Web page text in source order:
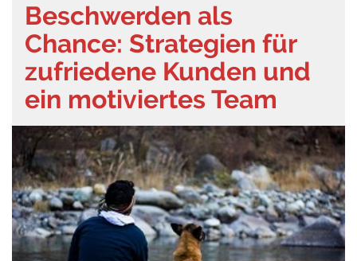
Beschwerden als
Chance: Strategien für
zufriedene Kunden und
ein motiviertes Team